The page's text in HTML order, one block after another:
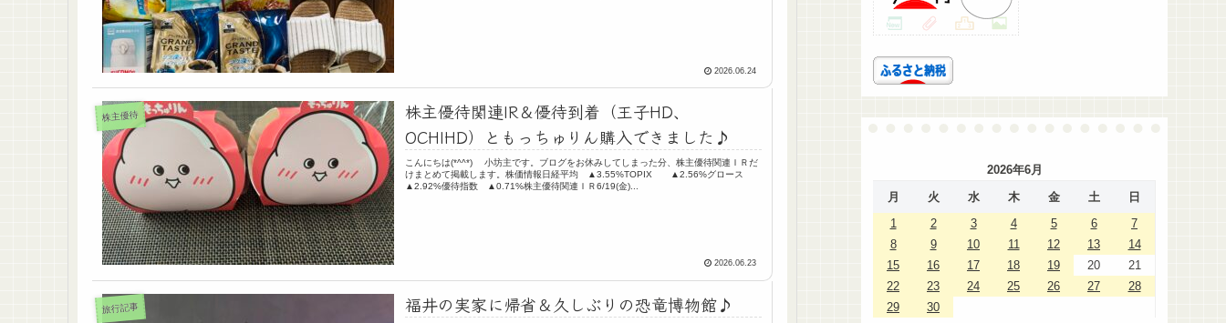
2026.06.24
株主優待
株主優待関連IR＆優待到着（王子HD、
OCHIHD）ともっちゅりん購入できました♪
こんにちは(*^^*) 小坊主です。ブログをお休みしてしまった分、株主優待関連ＩＲだ
けまとめて掲載します。株価情報日経平均 ▲3.55%TOPIX ▲2.56%グロース
▲2.92%優待指数 ▲0.71%株主優待関連ＩＲ6/19(金)...
2026.06.23
旅行記事 福井の実家に帰省＆久しぶりの恐竜博物館♪
2026年6月
月
火 水 木 金 土
日
1
2 3 4 5 6
7
8
9 10 11 12 13
14
15
16 17 18 19 20
21
22
23 24 25 26 27
28
29
30